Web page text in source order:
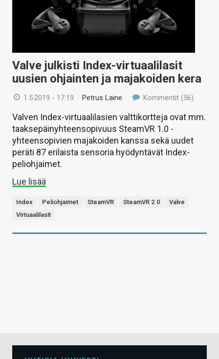
VAIHDA TEEMA
HAKU
Valve julkisti Index-virtuaalilasit
uusien ohjainten ja majakoiden kera
1.5.2019 - 17:19 /Petrus Laine Kommentit (56)
Valven Index-virtuaalilasien valttikortteja ovat mm.
taaksepäinyhteensopivuus SteamVR 1.0 -
yhteensopivien majakoiden kanssa sekä uudet
peräti 87 erilaista sensoria hyödyntävät Index-
peliohjaimet.
Lue lisää
Index Peliohjaimet SteamVR SteamVR 2.0
Valve
Virtuaalilasit